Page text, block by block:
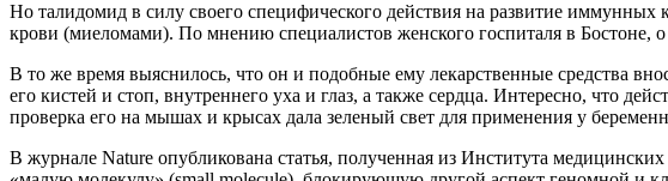
Но талидомид в силу своего специфического действия на развитие
крови (миеломами). По мнению специалистов женского госпиталя в Бостоне,
В то же время выяснилось, что он и подобные ему лекарственные средства
его кистей и стоп, внутреннего уха и глаз, а также сердца. Интересно, что
проверка его на мышах и крысах дала зеленый свет для применения у
В журнале Nature опубликована статья, полученная из Института